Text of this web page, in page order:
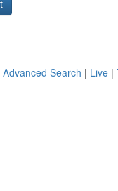
Advanced Search | Live |